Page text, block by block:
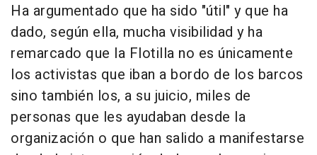
Ha argumentado que ha sido "útil" y que ha
dado, según ella, mucha visibilidad y ha
remarcado que la Flotilla no es únicamente
los activistas que iban a bordo de los barcos
sino también los, a su juicio, miles de
personas que les ayudaban desde la
organización o que han salido a manifestarse